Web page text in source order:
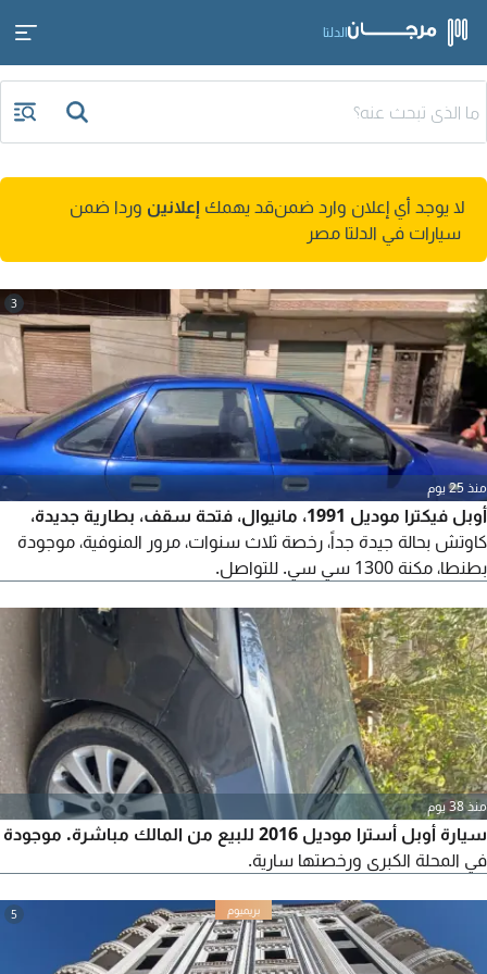
الدلتا
لا يوجد أي إعلان وارد ضمنقد يهمك إعلانين وردا ضمن
سيارات في الدلتا مصر
3
منذ 25 يوم
أوبل فيكترا موديل 1991، مانيوال، فتحة سقف، بطارية جديدة،
كاوتش بحالة جيدة جداً، رخصة ثلاث سنوات، مرور المنوفية، موجودة
بطنطا، مكنة 1300 سي سي. للتواصل.
منذ 38 يوم
سيارة أوبل أسترا موديل 2016 للبيع من المالك مباشرة. موجودة
في المحلة الكبرى ورخصتها سارية.
5